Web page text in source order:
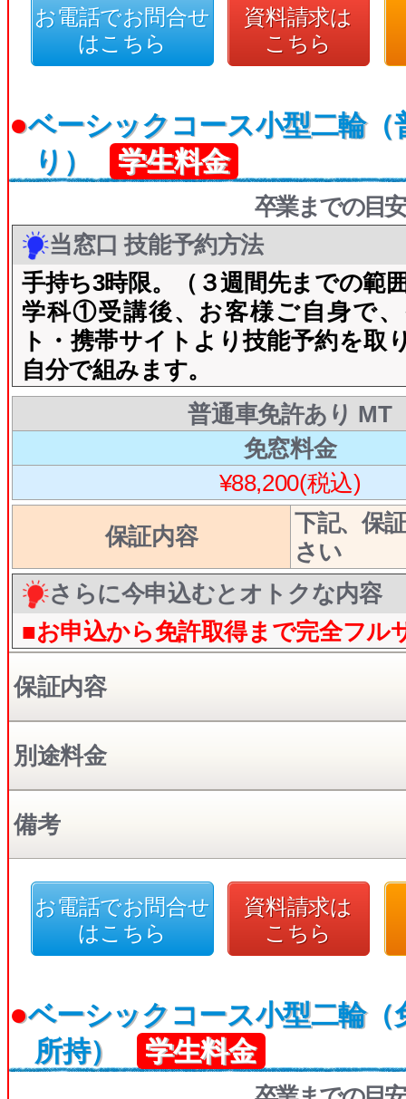
お電話でお問合せ
はこちら
資料請求は
こちら
●ベーシックコース小型二輪（
り）
学生料金
卒業までの目
当窓口 技能予約方法
手持ち3時限。（３週間先までの範
学科①受講後、お客様ご自身で
ト・携帯サイトより技能予約を取
自分で組みます。
普通車免許あり MT
免窓料金
¥88,200(税込)
保証内容
下記、保
さい
さらに今申込むとオトクな内容
■お申込から免許取得まで完全フル
保証内容
別途料金
備考
お電話でお問合せ
はこちら
資料請求は
こちら
●ベーシックコース小型二輪（
所持）
学生料金